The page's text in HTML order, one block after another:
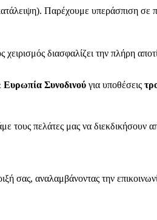
Παρέχουμε υπεράσπιση σε
διασφαλίζει την πλήρη
Συνοδινού για υποθέσεις
τους πελάτες μας να διεκδικήσουν
σας, αναλαμβάνοντας την